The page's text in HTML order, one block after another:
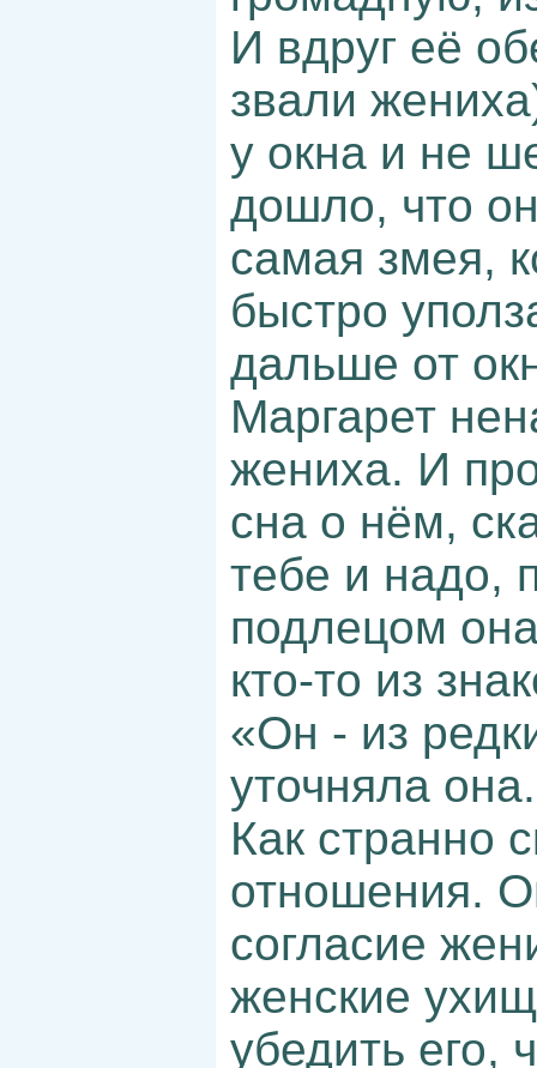
И вдруг её
звали
у окна и не
дошло, что
самая змея,
быстро
дальше от
Маргарет
жениха. И
сна о нём,
тебе и надо,
подлецом
кто-то из
«Он - из
уточняла она.
Как странно
отношения.
согласие
женские
убедить его,